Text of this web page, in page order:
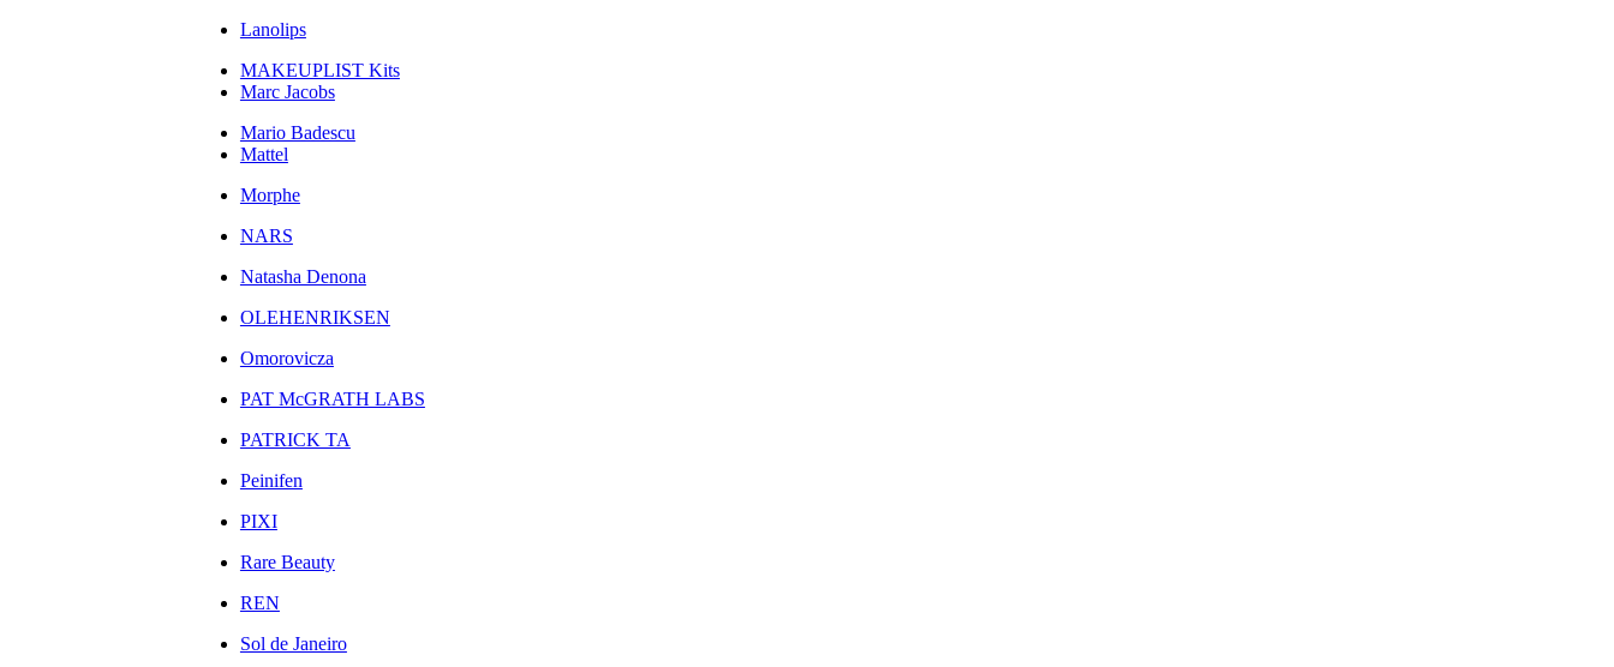
Lanolips
MAKEUPLIST Kits
Marc Jacobs
Mario Badescu
Mattel
Morphe
NARS
Natasha Denona
OLEHENRIKSEN
Omorovicza
PAT McGRATH LABS
PATRICK TA
Peinifen
PIXI
Rare Beauty
REN
Sol de Janeiro